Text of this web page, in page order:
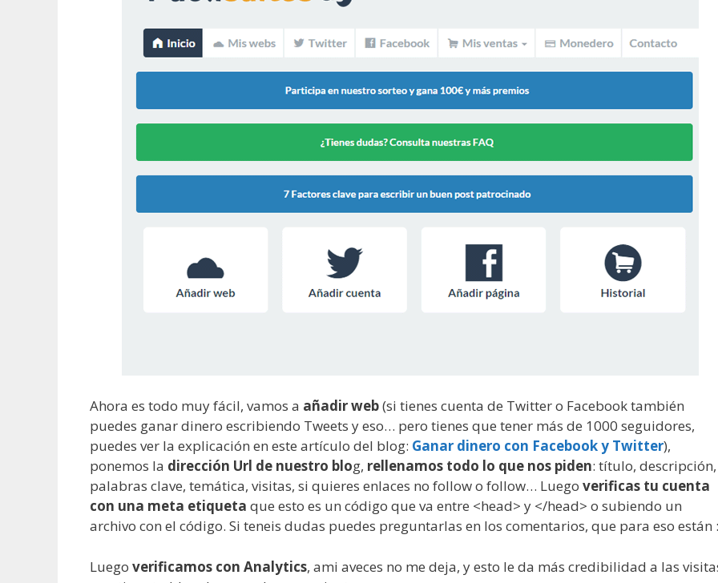
Ahora es todo muy fácil, vamos a añadir web(si tienes cuenta de Twitter o Facebook también
puedes ganar dinero escribiendo Tweets y eso… pero tienes que tener más de 1000 seguidores,
puedes ver la explicación en este artículo del blog: Ganar dinero con Facebook y Twitter),
ponemos la dirección Url de nuestro blog, rellenamos todo lo que nos piden: título, descripción,
palabras clave, temática, visitas, si quieres enlaces no follow o follow… Luego verificas tu cuenta
con una meta etiqueta que esto es un código que va entre <head> y </head> o subiendo un
archivo con el código. Si teneis dudas puedes preguntarlas en los comentarios, que para eso están
Luego verificamos con Analytics, ami aveces no me deja, y esto le da más credibilidad a las